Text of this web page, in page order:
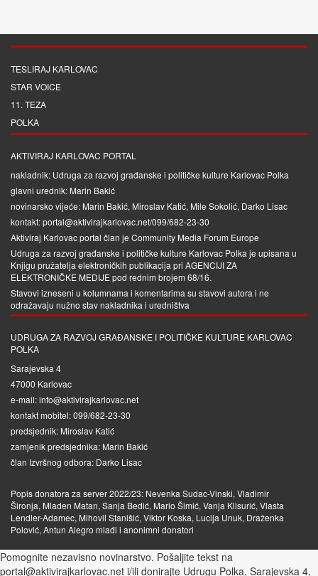
TESLIRAJ KARLOVAC
STAR VOICE
11. TEZA
POLKA
AKTIVIRAJ KARLOVAC PORTAL
nakladnik: Udruga za razvoj građanske i političke kulture Karlovac Polka
glavni urednik: Marin Bakić
novinarsko vijeće: Marin Bakić, Miroslav Katić, Mile Sokolić, Darko Lisac
kontakt: portal@aktivirajkarlovac.net/099/682-23-30
Aktiviraj Karlovac portal član je Community Media Forum Europe
Udruga za razvoj građanske i političke kulture Karlovac Polka je upisana u
Knjigu pružatelja elektroničkih publikacija pri AGENCIJI ZA
ELEKTRONIČKE MEDIJEpod rednim brojem 68/16.
Stavovi izneseni u kolumnama i komentarima su stavovi autora i ne
odražavaju nužno stav nakladnika i uredništva
UDRUGA ZA RAZVOJ GRAĐANSKE I POLITIČKE KULTURE KARLOVAC
POLKA
Sarajevska 4
47000 Karlovac
e-mail: info@aktivirajkarlovac.net
kontakt mobitel: 099/682-23-30
predsjednik: Miroslav Katić
zamjenik predsjednika: Marin Bakić
član Izvršnog odbora: Darko Lisac
Popis donatora za server 2022/23: Nevenka Sudac-Vinski, Vladimir
Šironja, Mladen Matan, Sanja Bedić, Mario Šimić, Vanja Klisurić, Vlasta
Lendler-Adamec, Mihovil Stanišić, Viktor Koska, Lucija Unuk, Draženka
Polović, Antun Alegro mlađi i anonimni donatori
Pomognite nezavisno novinarstvo. Pošaljite tekst na
portal@aktivirajkarlovac.net i/ili donirajte Udrugu Polka, Sarajevska 4,